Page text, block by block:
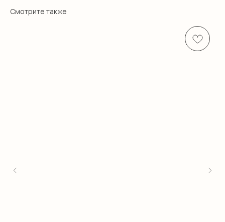
Смотрите также